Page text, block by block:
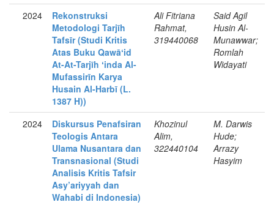
2024
Rekonstruksi
Metodologi Tarjīh
Tafsīr (Studi Kritis
Atas Buku Qawāʻid
At-At-Tarjīh ʻinda Al-
Mufassirīn Karya
Husain Al-Harbī (L.
1387 H))
Ali Fitriana
Rahmat,
319440068
Said Agil
Husin Al-
Munawwar;
Romlah
Widayati
2024
Diskursus Penafsiran
Teologis Antara
Ulama Nusantara dan
Transnasional (Studi
Analisis Kritis Tafsir
Asy’ariyyah dan
Wahabi di Indonesia)
Khozinul
Alim,
322440104
M. Darwis
Hude;
Arrazy
Hasyim